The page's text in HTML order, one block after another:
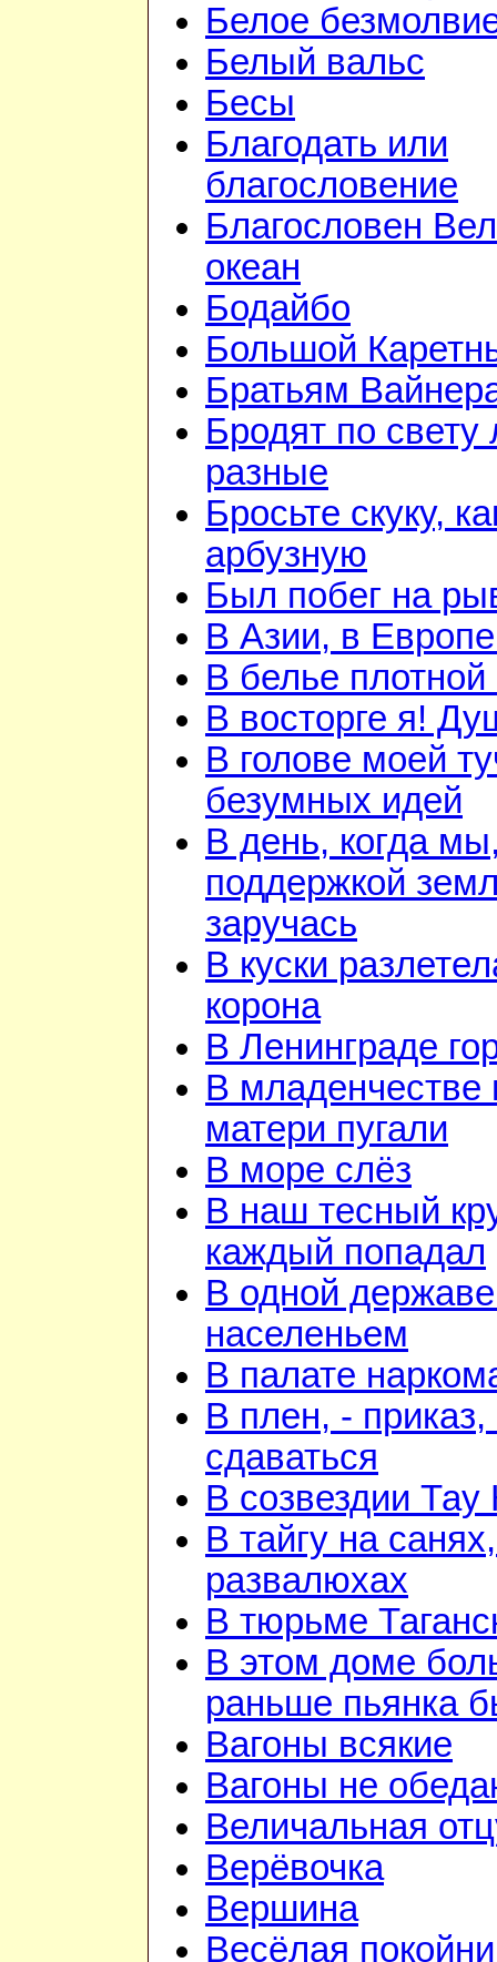
Белое
Белый вальс
Бесы
Благодать или
благословение
Благословен
океан
Бодайбо
Большой
Братьям
Бродят по свету
разные
Бросьте скуку,
арбузную
Был побег на
В Азии, в
В белье плотной
В восторге я!
В голове моей
безумных идей
В день, когда
поддержкой
заручась
В куски
корона
В Ленинграде
В младенчестве
матери пугали
В море слёз
В наш тесный
каждый попадал
В одной
населеньем
В палате
В плен, - приказ,
сдаваться
В созвездии Тау
В тайгу на
развалюхах
В тюрьме
В этом доме
раньше пьянка
Вагоны всякие
Вагоны не
Величальная
Верёвочка
Вершина
Весёлая